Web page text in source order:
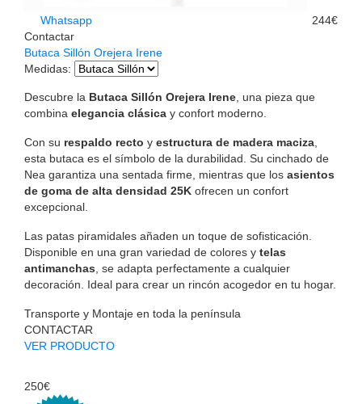
Whatsapp
Contactar
244€
Butaca Sillón Orejera Irene
Medidas:
Descubre la Butaca Sillón Orejera Irene , una pieza que
combina elegancia clásica y confort moderno.
Con su respaldo recto y estructura de madera maciza
esta butaca es el símbolo de la durabilidad. Su cinchado de
Nea garantiza una sentada firme, mientras que los asientos
de goma de alta densidad 25K ofrecen un confort
excepcional.
Las patas piramidales añaden un toque de sofisticación.
Disponible en una gran variedad de colores y telas
antimanchas , se adapta perfectamente a cualquier
decoración. Ideal para crear un rincón acogedor en tu hogar.
Transporte y Montaje en toda la península
CONTACTAR
VER PRODUCTO
250€